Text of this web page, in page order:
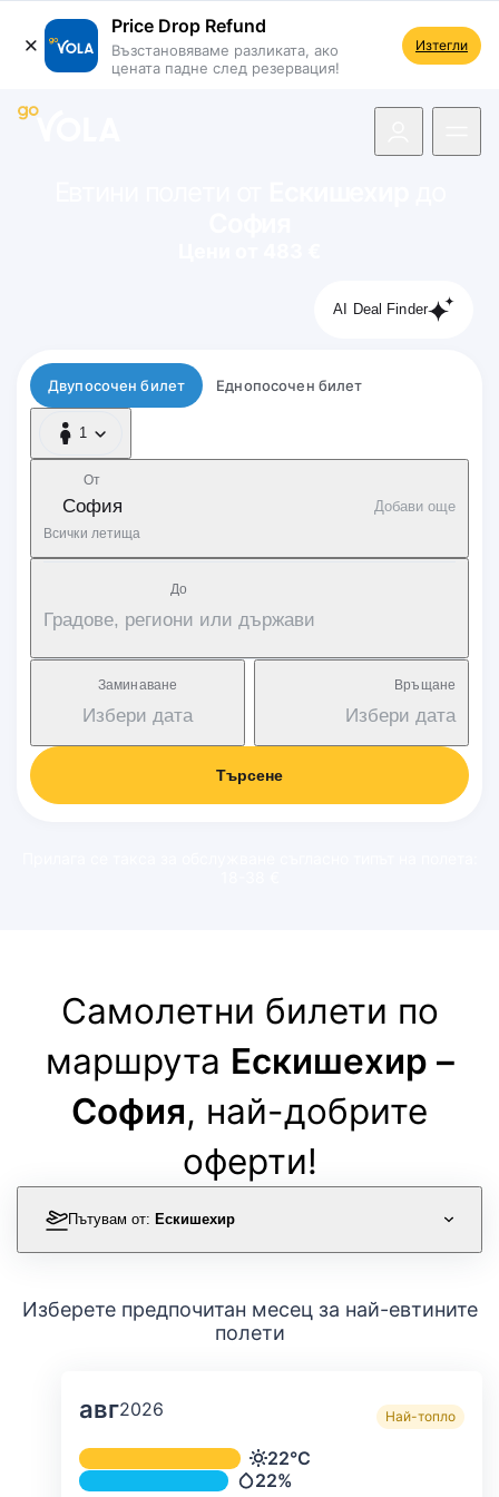
Price Drop Refund
Възстановяваме разликата, ако
цената падне след резервация!
Изтегли
AI Deal Finder
Тип полет
Двупосочен билет Еднопосочен билет
1
1 Пътник
От
София
Всички летища
Добави още
Дo
Градове, региони или държави
Заминаване
Избери дата
Връщане
Избери дата
Търсене
Самолетни билети по
маршрута Ескишехир –
София, най-добрите
оферти!
Пътувам от: Ескишехир
Изберете предпочитан месец за най-евтините
полети
авг2026 Най-топло
Средна месечна температура и
Температура
22°C
Валежи
22%